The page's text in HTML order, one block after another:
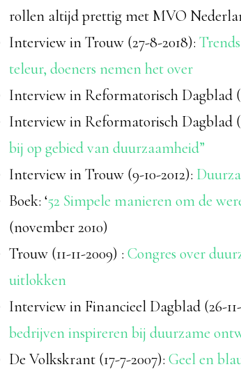
rollen altijd prettig met MVO
Interview in Trouw (27-8-2018):
teleur, doeners nemen het over
Interview in Reformatorisch Dagblad
Interview in Reformatorisch Dagblad
bij op gebied van duurzaamheid”
Interview in Trouw (9-10-2012):
Boek: ‘52 Simpele manieren om de
(november 2010)
Trouw (11-11-2009) : Congres over
uitlokken
Interview in Financieel Dagblad (26-
bedrijven inspireren bij duurzame
De Volkskrant (17-7-2007): Geel en